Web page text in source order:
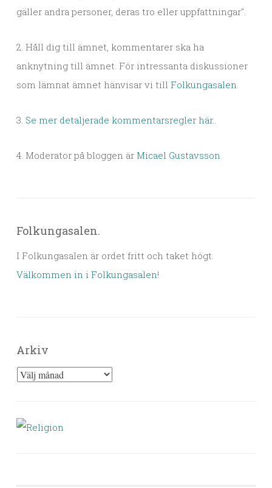
gäller andra personer, deras tro eller uppfattningar".
2. Håll dig till ämnet, kommentarer ska ha
anknytning till ämnet. För intressanta diskussioner
som lämnat ämnet hänvisar vi till Folkungasalen.
3. Se mer detaljerade kommentarsregler här..
4. Moderator på bloggen är Micael Gustavsson
Folkungasalen.
I Folkungasalen är ordet fritt och taket högt.
Välkommen in i Folkungasalen!
Arkiv
Arkiv